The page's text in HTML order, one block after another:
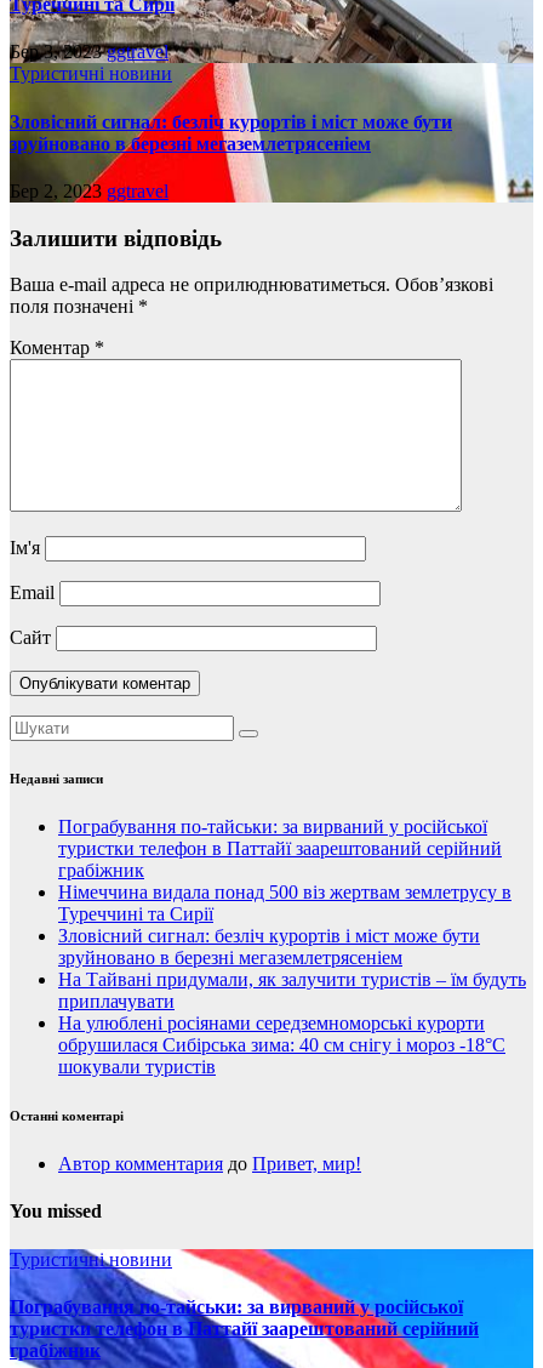
Туреччині та Сирії
Бер 3, 2023ggtravel
Туристичні новини
Зловісний сигнал: безліч курортів і міст може бути
зруйновано в березні мегаземлетрясеніем
Бер 2, 2023 ggtravel
Залишити відповідь
Ваша e-mail адреса не оприлюднюватиметься. Обов’язкові
поля позначені *
Коментар *
Ім'я
Email
Сайт
Недавні записи
Пограбування по-тайськи: за вирваний у російської
туристки телефон в Паттайї заарештований серійний
грабіжник
Німеччина видала понад 500 віз жертвам землетрусу в
Туреччині та Сирії
Зловісний сигнал: безліч курортів і міст може бути
зруйновано в березні мегаземлетрясеніем
На Тайвані придумали, як залучити туристів – їм будуть
приплачувати
На улюблені росіянами середземноморські курорти
обрушилася Сибірська зима: 40 см снігу і мороз -18°C
шокували туристів
Останні коментарі
Автор комментария до Привет, мир!
You missed
Туристичні новини
Пограбування по-тайськи: за вирваний у російської
туристки телефон в Паттайї заарештований серійний
грабіжник